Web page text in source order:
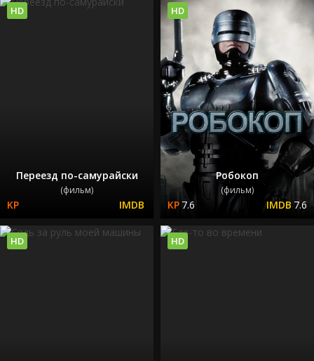
Переезд по-самурайски
(фильм)
HD
Робокоп
(фильм)
7.6 7.6
HD
HD HD